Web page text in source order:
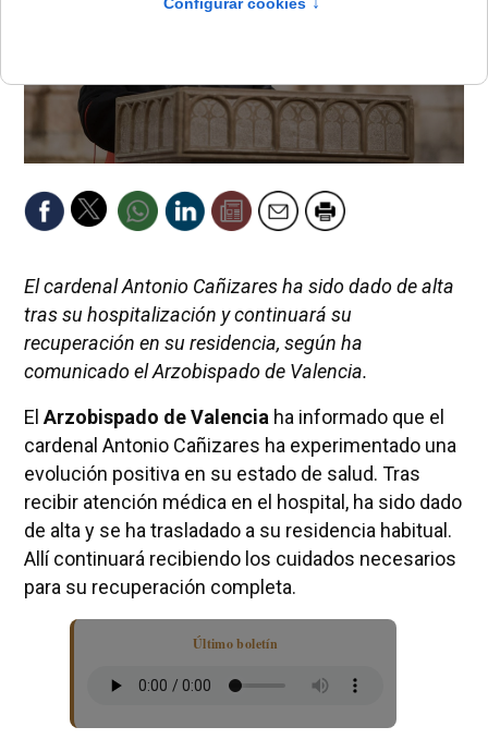
El cardenal Antonio Cañizares ha sido dado de alta
tras su hospitalización y continuará su
recuperación en su residencia, según ha
comunicado el Arzobispado de Valencia.
El Arzobispado de Valencia ha informado que el
cardenal Antonio Cañizares ha experimentado una
evolución positiva en su estado de salud. Tras
recibir atención médica en el hospital, ha sido dado
de alta y se ha trasladado a su residencia habitual.
Allí continuará recibiendo los cuidados necesarios
para su recuperación completa.
Último boletín